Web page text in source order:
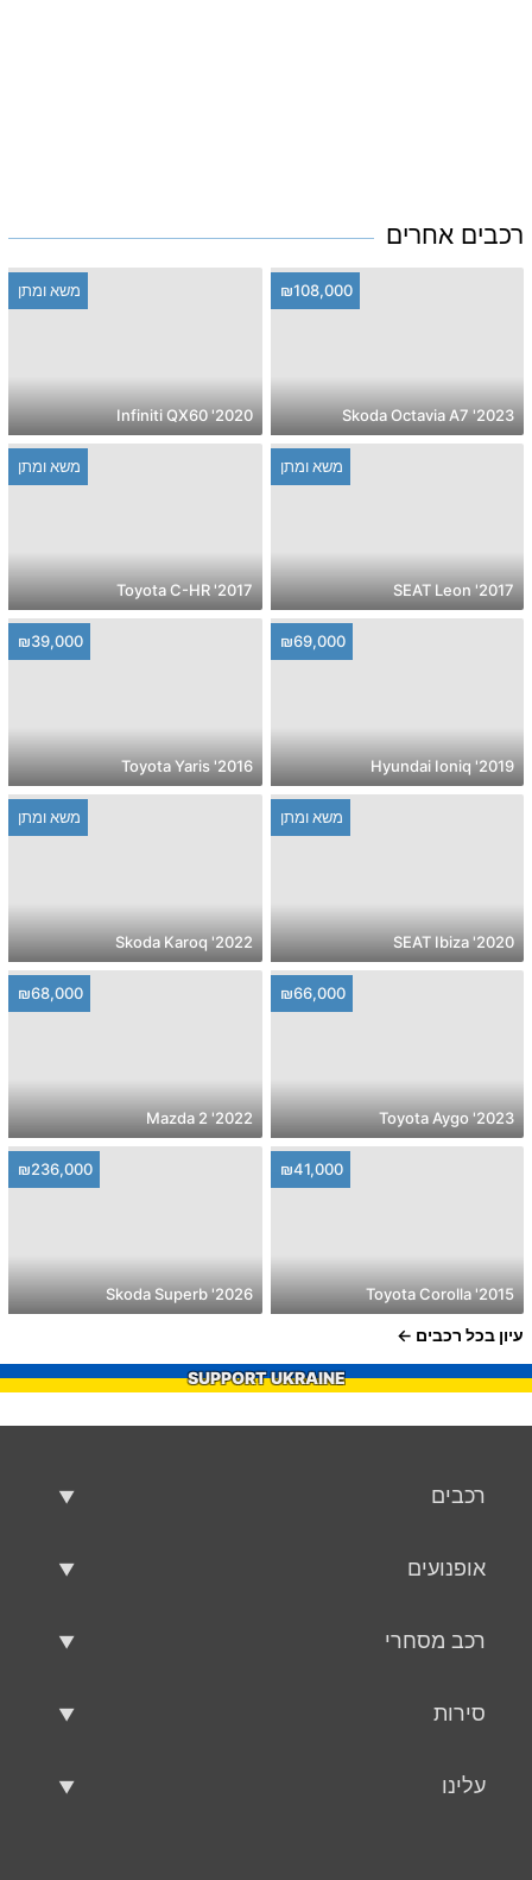
רכבים אחרים
₪108,000
2023' Skoda Octavia A7
משא ומתן
2020' Infiniti QX60
משא ומתן
2017' SEAT Leon
משא ומתן
2017' Toyota C-HR
₪69,000
2019' Hyundai Ioniq
₪39,000
2016' Toyota Yaris
משא ומתן
2020' SEAT Ibiza
משא ומתן
2022' Skoda Karoq
₪66,000
2023' Toyota Aygo
₪68,000
2022' Mazda 2
₪41,000
2015' Toyota Corolla
₪236,000
2026' Skoda Superb
עיון בכל רכבים
SUPPORT UKRAINE
רכבים
אופנועים
רכב מסחרי
סירות
עלינו